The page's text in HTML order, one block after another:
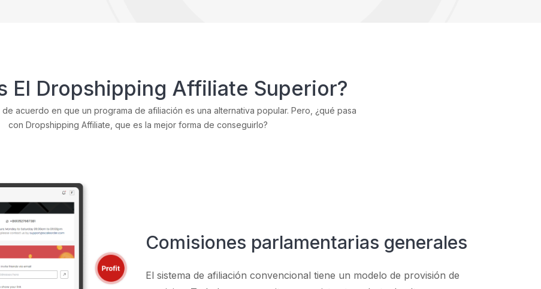
El Dropshipping Affiliate Superior?
acuerdo en que un programa de afiliación es una alternativa popular. Pero, ¿qué pasa
con Dropshipping Affiliate, que es la mejor forma de conseguirlo?
Comisiones parlamentarias generales
El sistema de afiliación convencional tiene un modelo de provisión de